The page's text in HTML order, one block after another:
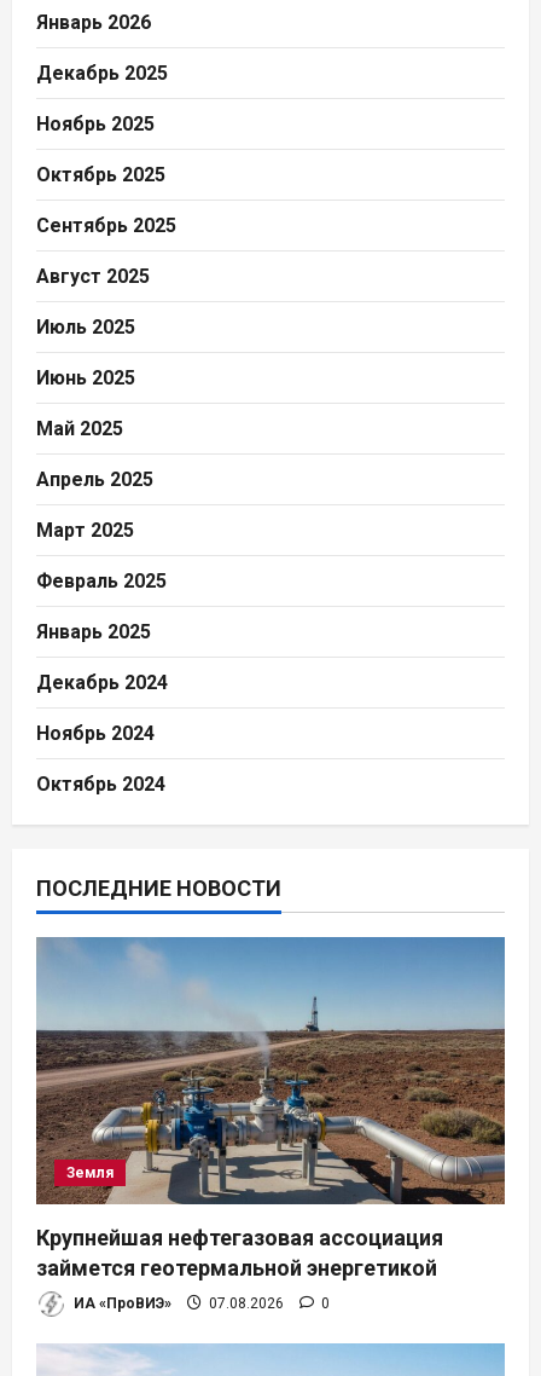
Январь 2026
Декабрь 2025
Ноябрь 2025
Октябрь 2025
Сентябрь 2025
Август 2025
Июль 2025
Июнь 2025
Май 2025
Апрель 2025
Март 2025
Февраль 2025
Январь 2025
Декабрь 2024
Ноябрь 2024
Октябрь 2024
ПОСЛЕДНИЕ НОВОСТИ
Земля
Крупнейшая нефтегазовая ассоциация
займется геотермальной энергетикой
ИА «ПроВИЭ» 07.08.2026 0